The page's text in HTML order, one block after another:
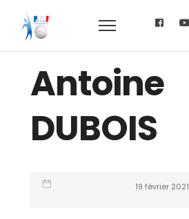
Antoine
DUBOIS
19 février 2021